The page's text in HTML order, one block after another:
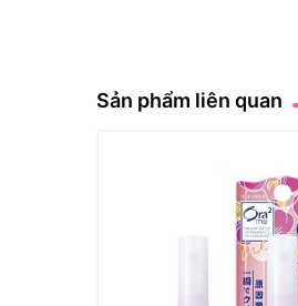
Sản phẩm liên quan